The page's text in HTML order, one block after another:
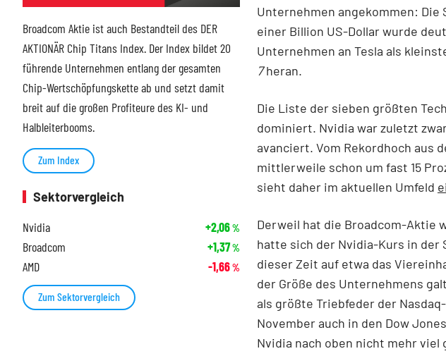
Unternehmen angekommen:
einer Billion US-Dollar wurde
Unternehmen an Tesla als
7heran.
Die Liste der sieben größten
dominiert. Nvidia war zuletzt
avanciert. Vom Rekordhoch aus
mittlerweile schon um fast 15
sieht daher im aktuellen Umfeld
Derweil hat die Broadcom-Aktie
hatte sich der Nvidia-Kurs in der
dieser Zeit auf etwa das
der Größe des Unternehmens
als größte Triebfeder der
November auch in den Dow
Nvidia nach oben nicht mehr viel
Broadcom Aktie ist auch Bestandteil des DER
AKTIONÄR Chip Titans Index. Der Index bildet 20
führende Unternehmen entlang der gesamten
Chip-Wertschöpfungskette ab und setzt damit
breit auf die großen Profiteure des KI- und
Halbleiterbooms.
Zum Index
Sektorvergleich
Nvidia
+2,06%
Broadcom +1,37%
AMD -1,66%
Zum Sektorvergleich